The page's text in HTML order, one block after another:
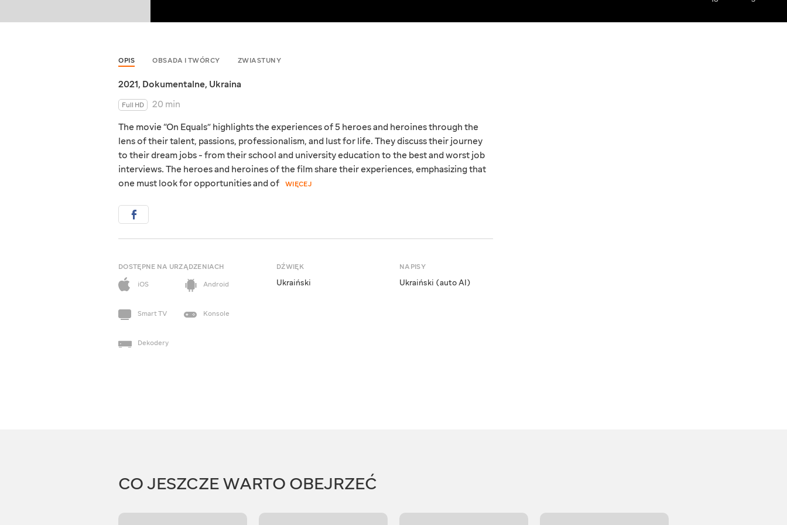
OPIS OBSADA I TWÓRCY ZWIASTUNY
2021, Dokumentalne, Ukraina
Full HD
20 min
The movie “On Equals” highlights the experiences of 5 heroes and heroines through the
lens of their talent, passions, professionalism, and lust for life. They discuss their journey
to their dream jobs - from their school and university education to the best and worst job
interviews. The heroes and heroines of the film share their experiences, emphasizing that
one must look for opportunities and of
WIĘCEJ
DOSTĘPNE NA URZĄDZENIACH
iOS
Android
Smart TV Konsole
Dekodery
DŹWIĘK
Ukraiński
NAPISY
Ukraiński (auto AI)
CO JESZCZE WARTO OBEJRZEĆ